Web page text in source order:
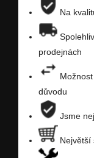
Na
prodejnách
důvodu
Jsme
Největší